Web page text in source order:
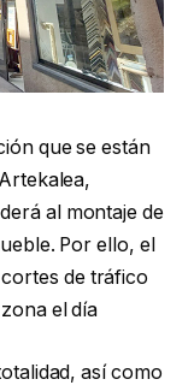
que se están
al montaje de
Por ello, el
de tráfico
el día
así como